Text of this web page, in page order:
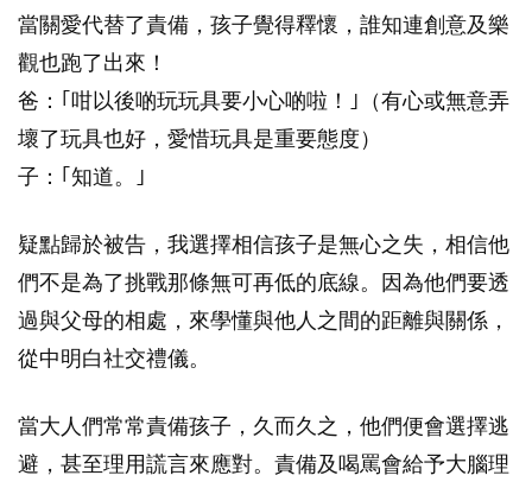
當關愛代替了責備，孩子覺得釋懷，誰知連創意及樂
觀也跑了出來！
爸：｢咁以後啲玩玩具要小心啲啦！｣（有心或無意弄
壞了玩具也好，愛惜玩具是重要態度）
子：｢知道。｣
疑點歸於被告，我選擇相信孩子是無心之失，相信他
們不是為了挑戰那條無可再低的底線。因為他們要透
過與父母的相處，來學懂與他人之間的距離與關係，
從中明白社交禮儀。
當大人們常常責備孩子，久而久之，他們便會選擇逃
避，甚至理用謊言來應對。責備及喝罵會給予大腦理